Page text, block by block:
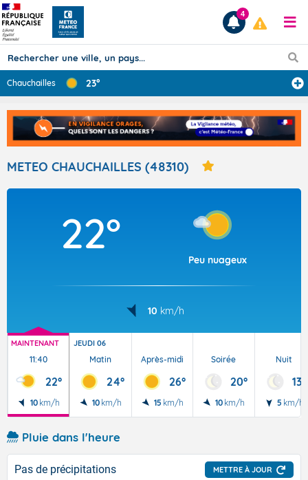
Prévisions
TOUS LES RÉSULTATS
Articles
4
Chauchailles 23°
METEO CHAUCHAILLES (48310)
22°
Peu nuageux
10 km/h
MAINTENANT
11:40
22°
10 km/h
JEUDI 06
Matin
24°
10 km/h
Après-midi
26°
15 km/h
Soirée
20°
10 km/h
Nuit
13°
5 km/h
Pluie dans l'heure
Pas de précipitations METTRE À JOUR